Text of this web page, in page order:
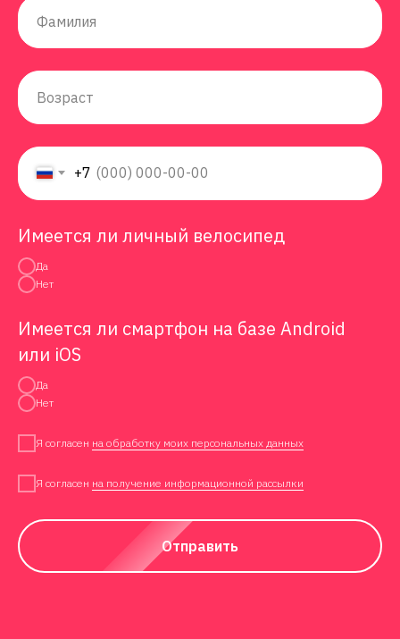
+7
Имеется ли личный велосипед
Да
Нет
Имеется ли смартфон на базе Android
или iOS
Да
Нет
Я согласен на обработку моих персональных данных
Я согласен на получение информационной рассылки
Отправить